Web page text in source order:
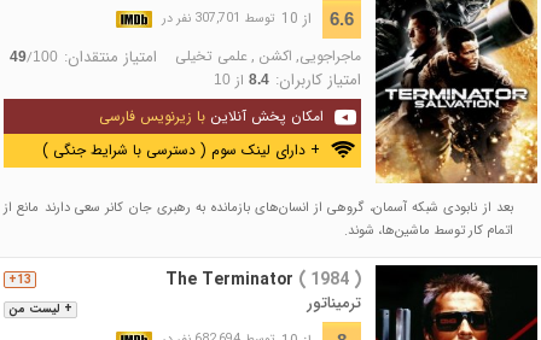
6.6 از 10 توسط 307,701 نفر در
ماجراجویی, اکشن ,علمی تخیلی امتیاز منتقدان: 49/100
امتیاز کاربران: 8.4از 10
امکان پخش آنلاین با زیرنویس فارسی
+ دارای لینک سوم ( دسترسی با شرایط جنگی )
بعد از نابودی شبکه آسمان، گروهی از انسان‌های بازمانده به رهبری جان کانر سعی دارند مانع از
اتمام کار توسط ماشین‌ها، شوند.
+ لیست من
13+ The Terminator ( 1984 )
ترمیناتور